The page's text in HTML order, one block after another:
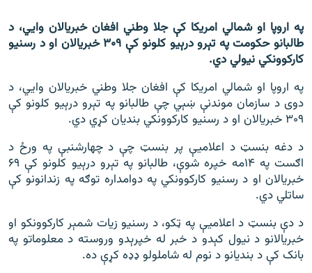
راسره ملګري شئ
د ازادې اروپا/ ازادي راډيو ټولې پاڼې
په اروپا او شمالي امریکا کې جلا وطني افغان خبریالان وايي، د
طالبانو حکومت په تېرو درېیو کلونو کې ۳۰۹ خبریالان او د رسنیو
کارکوونکي نیولي دي.
په اروپا او شمالي امریکا کې افغان جلا وطني خبریالان وايي، د
دوی د سازمان موندنې ښېي چې طالبانو په تېرو درېیو کلونو کې
۳۰۹ خبریالان او د رسنیو کارکوونکي بنديان کړي دي.
د دغه بنسټ د اعلاميې پر بنسټ چې د چهارشنبې په ورځ د
اګست په ۱۴مه خپره شوې، طالبانو په تېرو درېیو کلونو کې ۶۹
خبریالان او د رسنیو کارکوونکي په دوامداره توګه په زندانونو کې
ساتلي دي.
د دې بنسټ د اعلاميې په ټکو، د رسنیو زیات شمېر کارکوونکو او
خبریالانو د نیول کېدو د خبر له خپرېدو وروسته د معلوماتو په
بانک کې د بندیانو د نوم له شاملولو ډډه کړې ده.